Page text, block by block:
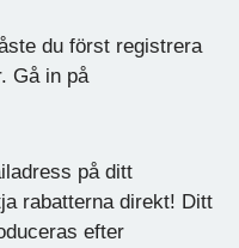
du först registrera
Gå in på
på ditt
rabatterna direkt! Ditt
efter